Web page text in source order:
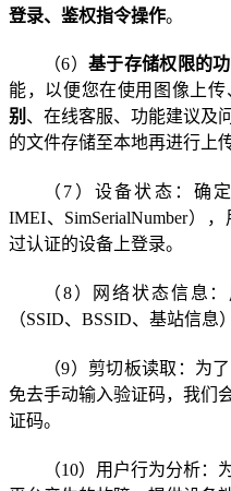
登录、鉴权指令操作。
（6）基于存储权限的
能，以便您在使用图像上传
别 、在线客服、功能建议及
的文件存储至本地再进行上
（ 7 ）设备状态：确
IMEI、 SimSerialNumber），
过认证的设备上登录。
（8）网络状态信息
（SSID、 BSSID、基站信息
（9）剪切板读取：为
免去手动输入验证码，我们
证码。
（10）用户行为分析：